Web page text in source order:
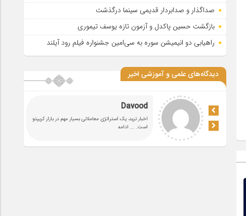
صداگذار و صدابردار قدیمی سینما درگذشت
بازگشت حسین پاکدل و آزمون تازه یوسف تیموری
راهیابی دو انیمیشن سوره به سی‌امین جشنواره فیلم رود آیلند
دیدگاه‌های علمی و آموزشی اخیر
Davood
اخبار ترید، یک استراتژی معاملاتی بسیار مهم در بازار کریپتو
است. ... ادامه